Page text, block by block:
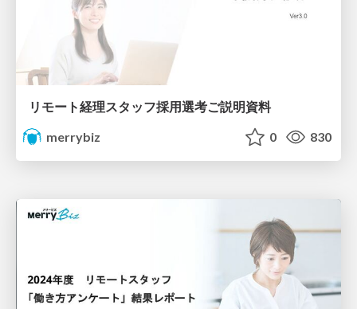
リモート経理スタッフ採用選考ご説明資料
merrybiz
0 830